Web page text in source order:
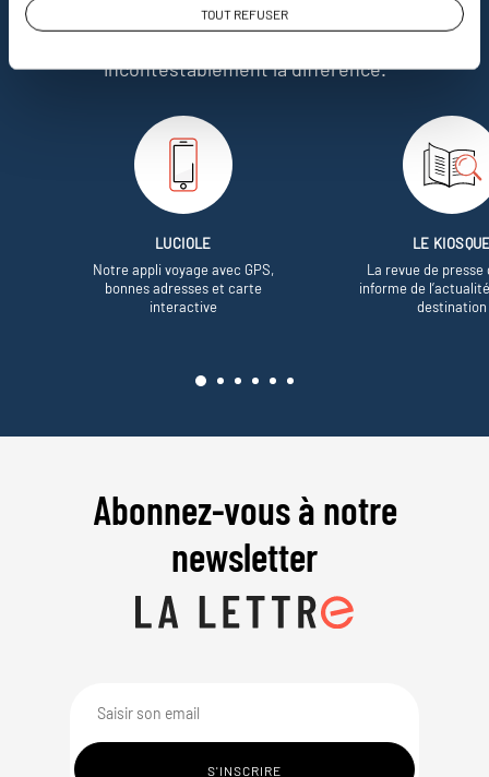
TOUT REFUSER
à proposer des voyages sur mesure,
incontestablement la différence.
LUCIOLE
Notre appli voyage avec GPS,
bonnes adresses et carte
interactive
LE
La revue de presse
informe de
destination
Abonnez-vous à notre
newsletter